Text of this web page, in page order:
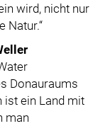
wird, nicht nur
Natur.“
Donauraums
ist ein Land mit
man